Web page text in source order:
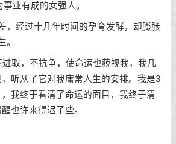
业有成的女强人。
经过十几年时间的孕育发酵，却膨胀
。
，不抗争，使命运也藐视我，我几
听从了它对我庸常人生的安排。我是3
我终于看清了命运的面目，我终于清
也许来得迟了些。